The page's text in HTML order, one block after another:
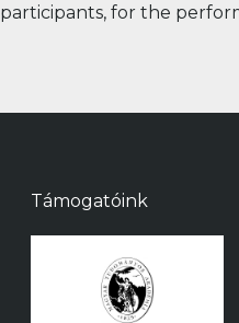
participants, for the
Támogatóink